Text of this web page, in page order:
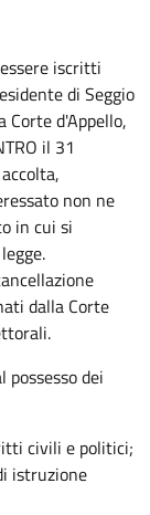
iscritti
di Seggio
d'Appello,
il 31
non ne
in cui si
dalla Corte
dei
civili e politici;
istruzione